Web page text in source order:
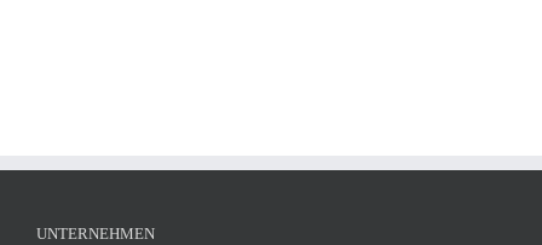
UNTERNEHMEN